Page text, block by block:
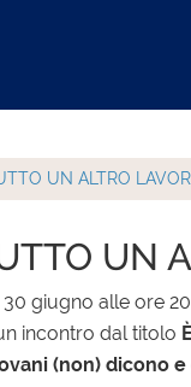
UN ALTRO
UN
giugno alle ore
incontro dal titolo
(non) dicono